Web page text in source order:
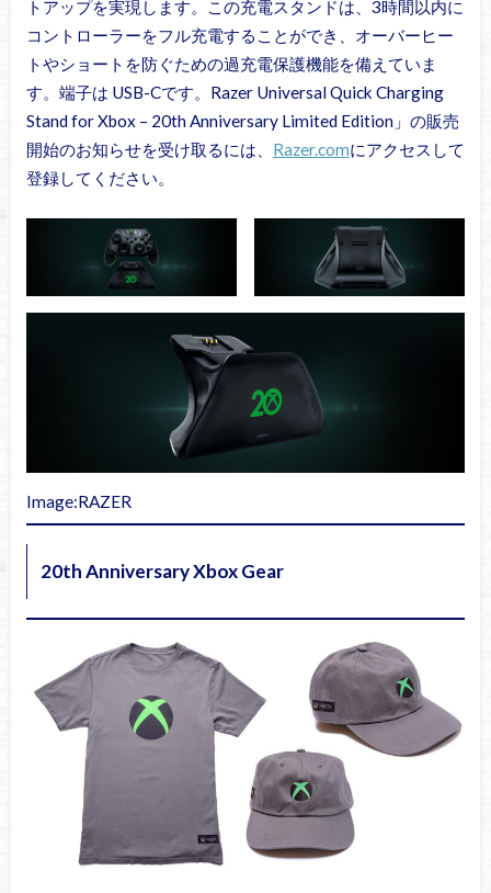
トアップを実現します。この充電スタンドは、3時間以内に
コントローラーをフル充電することができ、オーバーヒー
トやショートを防ぐための過充電保護機能を備えていま
す。端子は USB-Cです。Razer Universal Quick Charging
Stand for Xbox – 20th Anniversary Limited Edition」の販売
開始のお知らせを受け取るには、 Razer.comにアクセスして
登録してください。
Image:RAZER
20th Anniversary Xbox Gear